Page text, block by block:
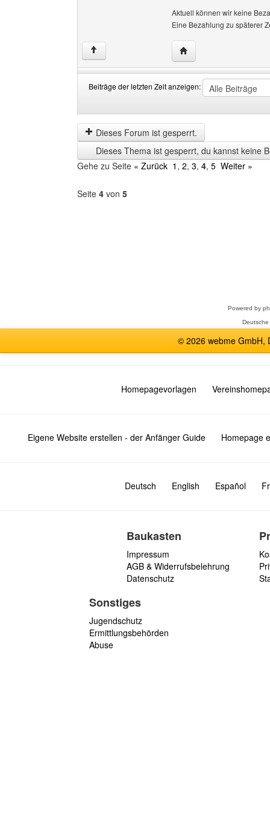
Aktuell können wir keine
Eine Bezahlung zu späterer
↑ Website dieses
Beiträge der letzten Zeit anzeigen:
der
letzten
Zeit
anzeigen
by
Dieses Forum ist gesperrt.
Dieses Thema ist gesperrt, du kannst keine
Gehe zu Seite « Zurück 1 , 2, 3, 4, 5 Weiter »
Seite 4 von 5
Powered by
© 2026 webme GmbH,
Homepagevorlagen
Eigene Website erstellen - der Anfänger Guide Homepage
Deutsch English Español
Baukasten
Impressum
AGB & Widerrufsbelehrung
Datenschutz
Sonstiges
Jugendschutz
Ermittlungsbehörden
Abuse